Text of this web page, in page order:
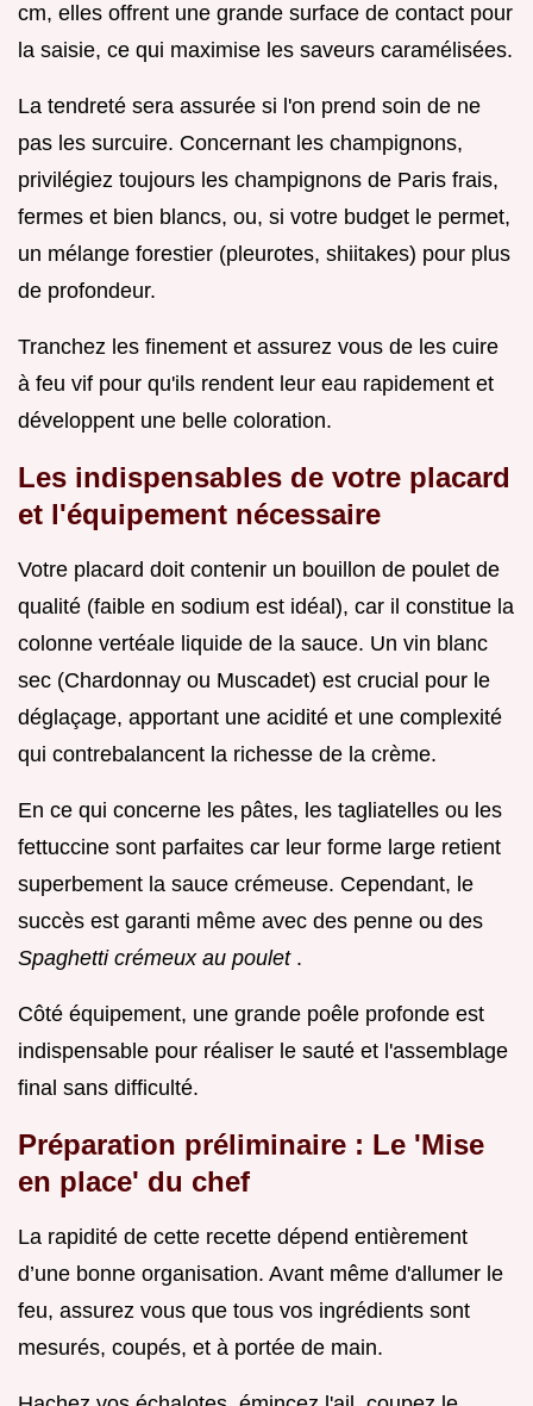
cm, elles offrent une grande surface de contact pour
la saisie, ce qui maximise les saveurs caramélisées.
La tendreté sera assurée si l'on prend soin de ne
pas les surcuire. Concernant les champignons,
privilégiez toujours les champignons de Paris frais,
fermes et bien blancs, ou, si votre budget le permet,
un mélange forestier (pleurotes, shiitakes) pour plus
de profondeur.
Tranchez les finement et assurez vous de les cuire
à feu vif pour qu'ils rendent leur eau rapidement et
développent une belle coloration.
Les indispensables de votre placard
et l'équipement nécessaire
Votre placard doit contenir un bouillon de poulet de
qualité (faible en sodium est idéal), car il constitue la
colonne vertéale liquide de la sauce. Un vin blanc
sec (Chardonnay ou Muscadet) est crucial pour le
déglaçage, apportant une acidité et une complexité
qui contrebalancent la richesse de la crème.
En ce qui concerne les pâtes, les tagliatelles ou les
fettuccine sont parfaites car leur forme large retient
superbement la sauce crémeuse. Cependant, le
succès est garanti même avec des penne ou des
Spaghetti crémeux au poulet .
Côté équipement, une grande poêle profonde est
indispensable pour réaliser le sauté et l'assemblage
final sans difficulté.
Préparation préliminaire : Le 'Mise
en place' du chef
La rapidité de cette recette dépend entièrement
d’une bonne organisation. Avant même d'allumer le
feu, assurez vous que tous vos ingrédients sont
mesurés, coupés, et à portée de main.